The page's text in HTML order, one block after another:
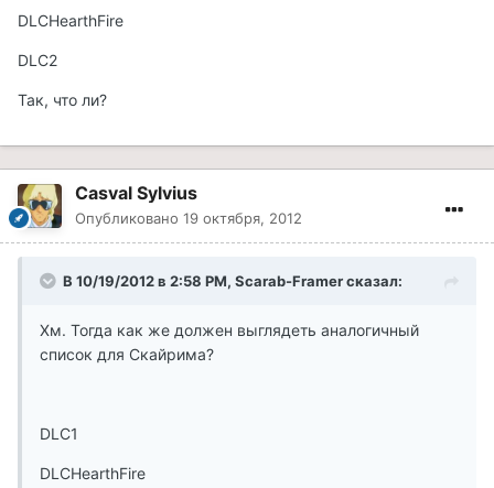
DLCHearthFire
DLC2
Так, что ли?
Casval Sylvius
Опубликовано 19 октября, 2012
В 10/19/2012 в 2:58 PM, Scarab-Framer сказал:
Хм. Тогда как же должен выглядеть аналогичный
список для Скайрима?
DLC1
DLCHearthFire